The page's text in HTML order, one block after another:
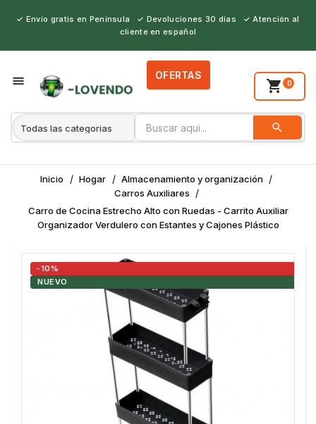
✓ Envío gratis en Península ✓ Devoluciones 30 días ✓ Atención al
cliente en español
 shopping_cart 0
OFERTAS
search
Inicio Hogar
Almacenamiento y organización
Carros Auxiliares
Carro de Cocina Estrecho Alto con Ruedas - Carrito Auxiliar
Organizador Verdulero con Estantes y Cajones Plástico
-10%
NUEVO